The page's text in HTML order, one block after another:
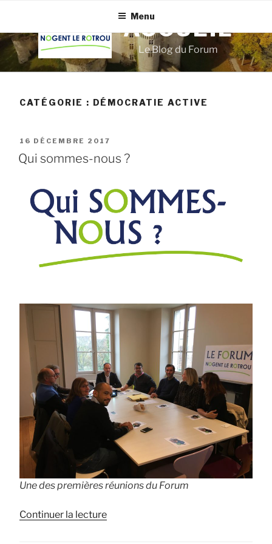
contenu
principal
ACCUEIL
Le Blog du Forum
Menu
CATÉGORIE : DÉMOCRATIE ACTIVE
PUBLIÉ
LE
16 DÉCEMBRE 2017
Qui sommes-nous ?
Une des premières réunions du Forum
Continuer la lecturede